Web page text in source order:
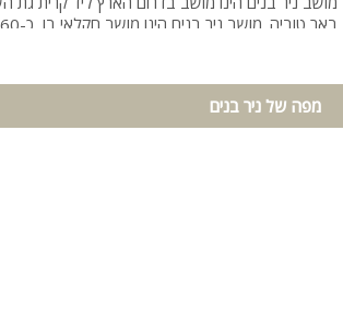
חקלאיים שבניהם: מטעים, כרמים, חממות פרחים,
המשפחה במטעים ובקטיף.
אנו ממליצים לכם לבוא ולהתארח בוילות בניר בנים
מפה של ניר בנים